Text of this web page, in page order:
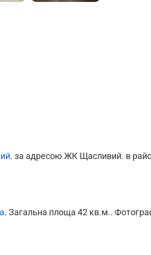
. за адресою ЖК Щасливий. в
. Загальна площа 42 кв.м..